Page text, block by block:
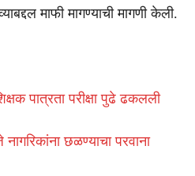
माफी मागण्याची मागणी केली.
पात्रता परीक्षा पुढे ढकलली
छळण्याचा परवाना